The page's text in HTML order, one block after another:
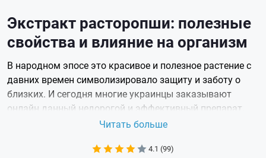
Экстракт расторопши: полезные
свойства и влияние на организм
В народном эпосе это красивое и полезное растение с
давних времен символизировало защиту и заботу о
близких. И сегодня многие украинцы заказывают
онлайн данный недорогой и эффективный препарат.
Преимущественно расторопши экстракт известен
однако этим его полезные свойства не
Читать больше
4.1 (99)